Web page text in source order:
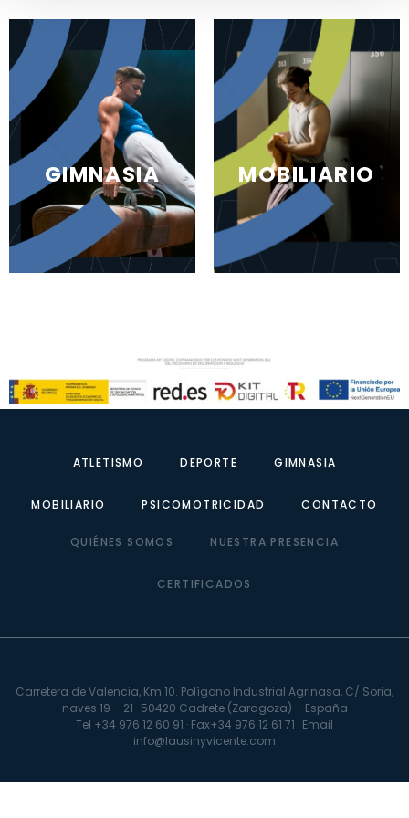
GIMNASIA MOBILIARIO
ATLETISMO DEPORTE GIMNASIA
MOBILIARIO PSICOMOTRICIDAD CONTACTO
QUIÉNES SOMOS NUESTRA PRESENCIA
CERTIFICADOS
Carretera de Valencia, Km.10. Polígono Industrial Agrinasa, C/ Soria,
naves 19 – 21 · 50420 Cadrete (Zaragoza) – España
Tel +34 976 12 60 91 · Fax+34 976 12 61 71 · Email
info@lausinyvicente.com